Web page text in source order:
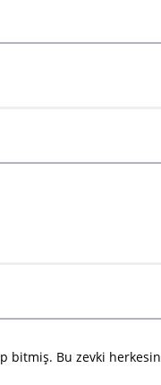
bitmiş. Bu zevki herkesin